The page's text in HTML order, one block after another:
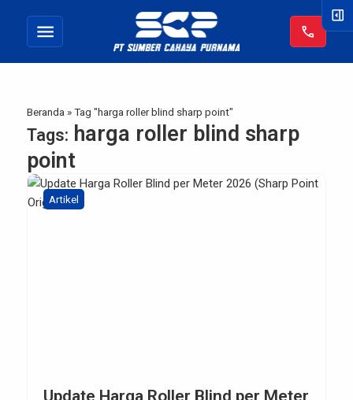
menu call
Beranda »Tag "harga roller blind sharp point"
Tags: harga roller blind sharp
point
Artikel
Update Harga Roller Blind per Meter
right_panel_open